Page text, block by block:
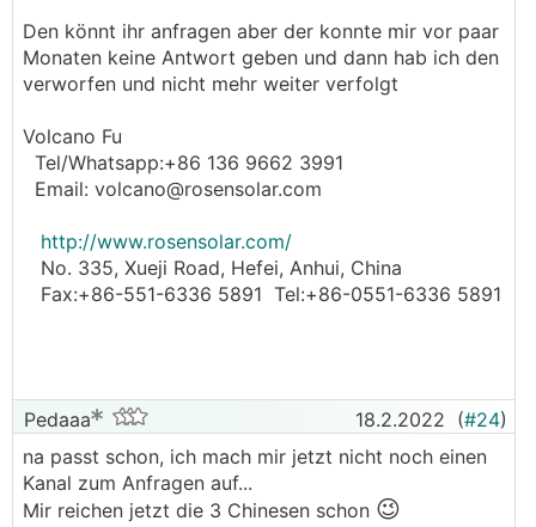
Ja, stimmt für BSLBATT wollt ich auch noch
Preisanfragen schicken.
das mach ich noch, bevor ich ein CTS Test-Pack
Den könnt ihr anfragen aber der konnte mir vor paar
Monaten keine Antwort geben und dann hab ich den
verworfen und nicht mehr weiter verfolgt
Volcano Fu
Tel/Whatsapp:+86 136 9662 3991
Email: volcano@rosensolar.com
http://www.rosensolar.com/
No. 335, Xueji Road, Hefei, Anhui, China
Fax:+86-551-6336 5891 Tel:+86-0551-6336 5891
Pedaaa 18.2.2022 (#24)
na passt schon, ich mach mir jetzt nicht noch einen
Kanal zum Anfragen auf...
Mir reichen jetzt die 3 Chinesen schon 😉